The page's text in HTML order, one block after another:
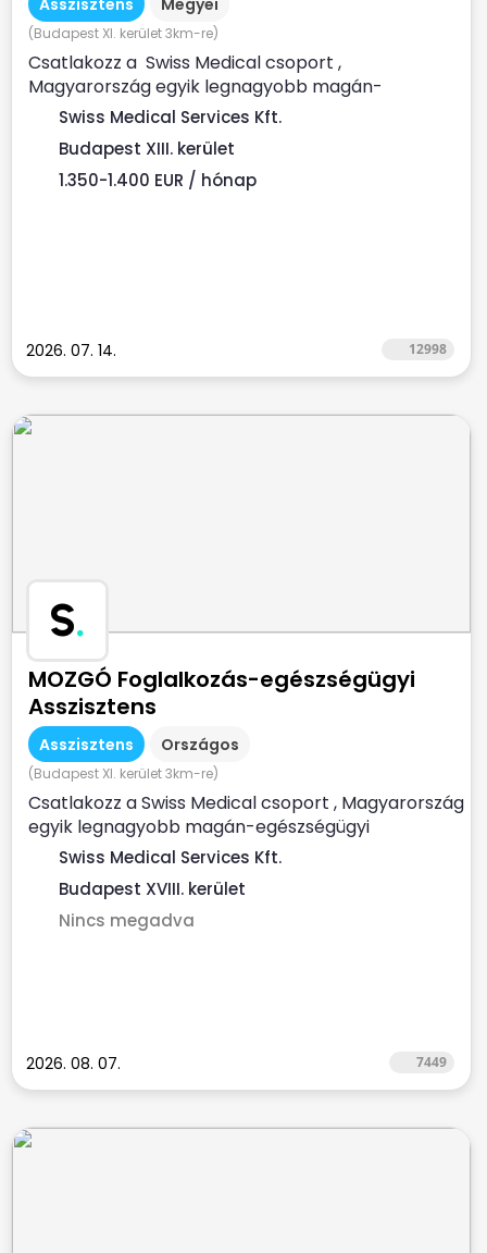
Asszisztens Megyei
(Budapest XI. kerület 3km-re)
Csatlakozz a Swiss Medical csoport ,
Magyarország egyik legnagyobb magán-
egészségügyi szolgáltatója Prémium...
Swiss Medical Services Kft.
Budapest XIII. kerület
1.350-1.400 EUR / hónap
2026. 07. 14. 12998
S.
MOZGÓ Foglalkozás-egészségügyi
Asszisztens
Asszisztens Országos
(Budapest XI. kerület 3km-re)
Csatlakozz a Swiss Medical csoport , Magyarország
egyik legnagyobb magán-egészségügyi
szolgáltatójához ...
Swiss Medical Services Kft.
Budapest XVIII. kerület
Nincs megadva
2026. 08. 07. 7449